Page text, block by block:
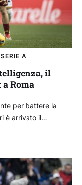
SERIE A
il
Roma
per battere la
è arrivato il